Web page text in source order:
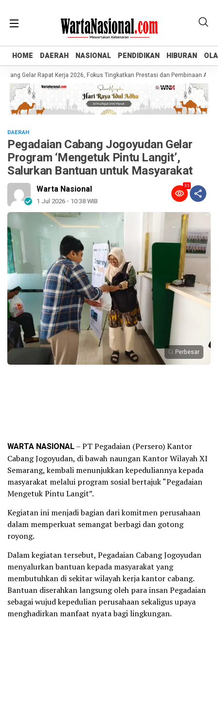
HOME DAERAH NASIONAL PENDIDIKAN HIBURAN
HOME DAERAH NASIONAL PENDIDIKAN HIBURAN
Gelar Rapat Kerja 2026, Fokus Tingkatkan Prestasi dan Pembinaan Atlet Muda
DAERAH
Pegadaian Cabang Jogoyudan Gelar
Program ‘Mengetuk Pintu Langit’,
Salurkan Bantuan untuk Masyarakat
Warta Nasional
1 Jul 2026 - 10:38 WIB
35
Perbesar
WARTA NASIONAL– PT Pegadaian (Persero) Kantor
Cabang Jogoyudan, di bawah naungan Kantor Wilayah XI
Semarang, kembali menunjukkan kepeduliannya kepada
masyarakat melalui program sosial bertajuk “Pegadaian
Mengetuk Pintu Langit”.
Kegiatan ini menjadi bagian dari komitmen perusahaan
dalam memperkuat semangat berbagi dan gotong
royong.
Dalam kegiatan tersebut, Pegadaian Cabang Jogoyudan
menyalurkan bantuan kepada masyarakat yang
membutuhkan di sekitar wilayah kerja kantor cabang.
Bantuan diserahkan langsung oleh para insan Pegadaian
sebagai wujud kepedulian perusahaan sekaligus upaya
menghadirkan manfaat nyata bagi lingkungan.